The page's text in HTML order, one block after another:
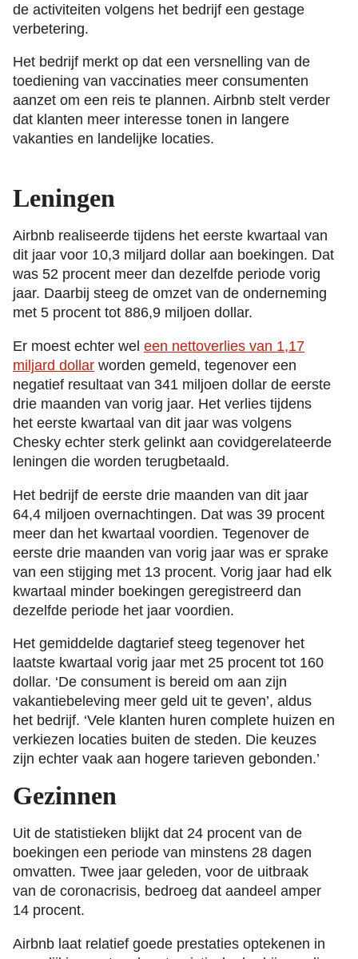
de activiteiten volgens het bedrijf een gestage
verbetering.
Het bedrijf merkt op dat een versnelling van de
toediening van vaccinaties meer consumenten
aanzet om een reis te plannen. Airbnb stelt verder
dat klanten meer interesse tonen in langere
vakanties en landelijke locaties.
Leningen
Airbnb realiseerde tijdens het eerste kwartaal van
dit jaar voor 10,3 miljard dollar aan boekingen. Dat
was 52 procent meer dan dezelfde periode vorig
jaar. Daarbij steeg de omzet van de onderneming
met 5 procent tot 886,9 miljoen dollar.
Er moest echter wel een nettoverlies van 1,17
miljard dollar worden gemeld, tegenover een
negatief resultaat van 341 miljoen dollar de eerste
drie maanden van vorig jaar. Het verlies tijdens
het eerste kwartaal van dit jaar was volgens
Chesky echter sterk gelinkt aan covidgerelateerde
leningen die worden terugbetaald.
Het bedrijf de eerste drie maanden van dit jaar
64,4 miljoen overnachtingen. Dat was 39 procent
meer dan het kwartaal voordien. Tegenover de
eerste drie maanden van vorig jaar was er sprake
van een stijging met 13 procent. Vorig jaar had elk
kwartaal minder boekingen geregistreerd dan
dezelfde periode het jaar voordien.
Het gemiddelde dagtarief steeg tegenover het
laatste kwartaal vorig jaar met 25 procent tot 160
dollar. ‘De consument is bereid om aan zijn
vakantiebeleving meer geld uit te geven’, aldus
het bedrijf. ‘Vele klanten huren complete huizen en
verkiezen locaties buiten de steden. Die keuzes
zijn echter vaak aan hogere tarieven gebonden.’
Gezinnen
Uit de statistieken blijkt dat 24 procent van de
boekingen een periode van minstens 28 dagen
omvatten. Twee jaar geleden, voor de uitbraak
van de coronacrisis, bedroeg dat aandeel amper
14 procent.
Airbnb laat relatief goede prestaties optekenen in